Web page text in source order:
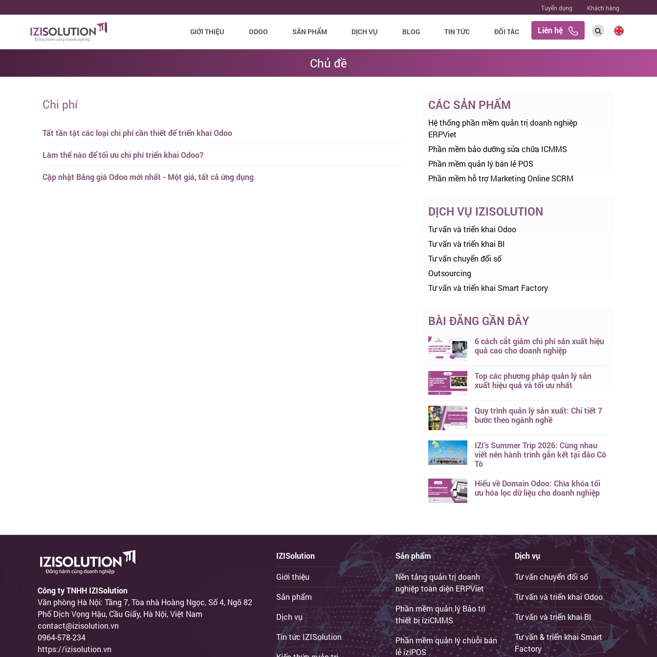
Tuyển dụng Khách hàng
GIỚI THIỆU ODOO SẢN PHẨM DỊCH VỤ BLOG TIN TỨC ĐỐI TÁC Liên hệ
Chủ đề
Chi phí
Tất tần tật các loại chi phí cần thiết để triển khai Odoo
Làm thế nào để tối ưu chi phí triển khai Odoo?
Cập nhật Bảng giá Odoo mới nhất - Một giá, tất cả ứng dụng
CÁC SẢN PHẨM
Hệ thống phần mềm quản trị doanh nghiệp
ERPViet
Phần mềm bảo dưỡng sửa chữa ICMMS
Phần mềm quản lý bán lẻ POS
Phần mềm hỗ trợ Marketing Online SCRM
DỊCH VỤ IZISOLUTION
Tư vấn và triển khai Odoo
Tư vấn và triển khai BI
Tư vấn chuyển đổi số
Outsourcing
Tư vấn và triển khai Smart Factory
BÀI ĐĂNG GẦN ĐÂY
6 cách cắt giảm chi phí sản xuất hiệu
quả cao cho doanh nghiệp
Top các phương pháp quản lý sản
xuất hiệu quả và tối ưu nhất
Quy trình quản lý sản xuất: Chi tiết 7
bước theo ngành nghề
IZI’s Summer Trip 2026: Cùng nhau
viết nên hành trình gắn kết tại đảo Cô
Tô
Hiểu về Domain Odoo: Chìa khóa tối
ưu hóa lọc dữ liệu cho doanh nghiệp
Công ty TNHH IZISolution
Văn phòng Hà Nội: Tầng 7, Tòa nhà Hoàng Ngọc, Số 4, Ngõ 82
Phố Dịch Vọng Hậu, Cầu Giấy, Hà Nội, Việt Nam
contact@izisolution.vn
0964-578-234
https://izisolution.vn
IZISolution
Giới thiệu
Sản phẩm
Dịch vụ
Tin tức IZISolution
Sản phẩm
Nền tảng quản trị doanh
nghiệp toàn diện ERPViet
Phần mềm quản lý Bảo trì
thiết bị iziCMMS
Phần mềm quản lý chuỗi bán
lẻ iziPOS
Dịch vụ
Tư vấn chuyển đổi số
Tư vấn và triển khai Odoo
Tư vấn và triển khai BI
Tư vấn & triển khai Smart
Factory